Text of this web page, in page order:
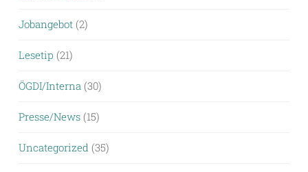
Jobangebot (2)
Lesetip (21)
ÖGDI/Interna (30)
Presse/News (15)
Uncategorized (35)